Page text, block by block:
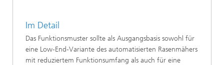
Im Detail
Das Funktionsmuster sollte als Ausgangsbasis sowohl für
eine Low-End-Variante des automatisierten Rasenmähers
mit reduziertem Funktionsumfang als auch für eine